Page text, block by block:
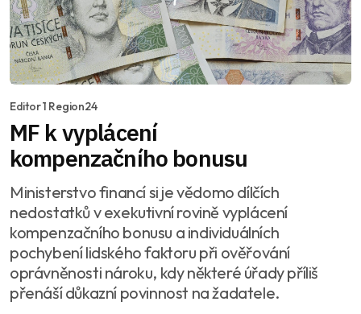
Editor 1 Region24
MF k vyplácení
kompenzačního bonusu
Ministerstvo financí si je vědomo dílčích
nedostatků v exekutivní rovině vyplácení
kompenzačního bonusu a individuálních
pochybení lidského faktoru při ověřování
oprávněnosti nároku, kdy některé úřady příliš
přenáší důkazní povinnost na žadatele.